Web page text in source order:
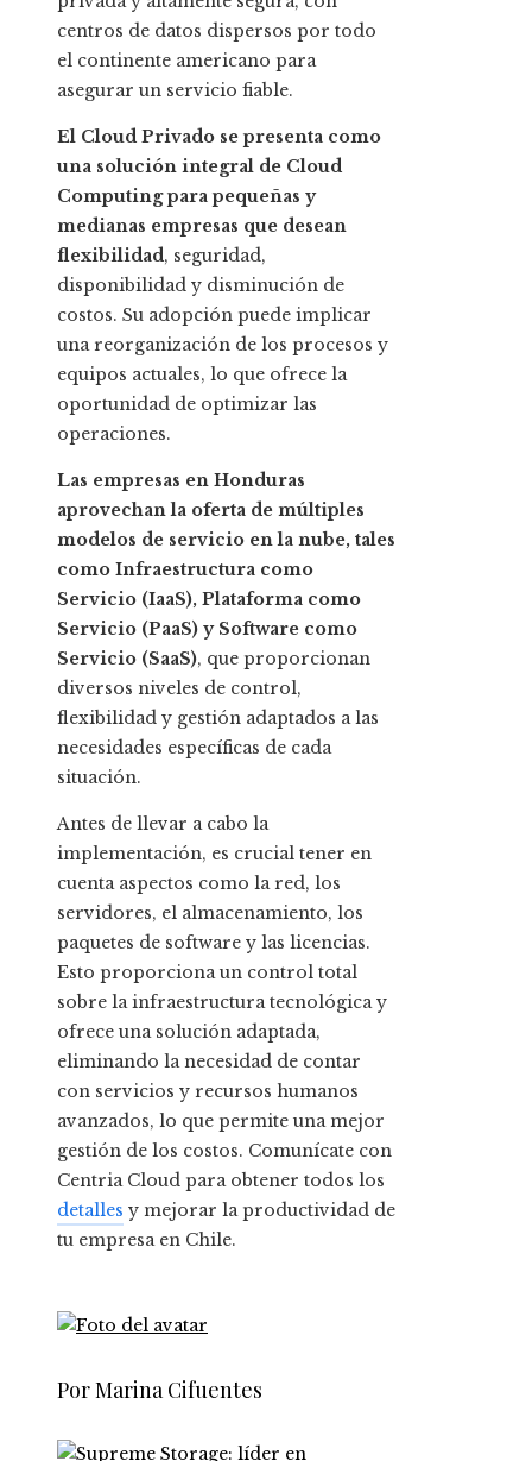
centros de datos dispersos por todo
el continente americano para
asegurar un servicio fiable.
El Cloud Privado se presenta como
una solución integral de Cloud
Computing para pequeñas y
medianas empresas que desean
flexibilidad, seguridad,
disponibilidad y disminución de
costos. Su adopción puede implicar
una reorganización de los procesos y
equipos actuales, lo que ofrece la
oportunidad de optimizar las
operaciones.
Las empresas en Honduras
aprovechan la oferta de múltiples
modelos de servicio en la nube, tales
como Infraestructura como
Servicio (IaaS), Plataforma como
Servicio (PaaS) y Software como
Servicio (SaaS), que proporcionan
diversos niveles de control,
flexibilidad y gestión adaptados a las
necesidades específicas de cada
situación.
Antes de llevar a cabo la
implementación, es crucial tener en
cuenta aspectos como la red, los
servidores, el almacenamiento, los
paquetes de software y las licencias.
Esto proporciona un control total
sobre la infraestructura tecnológica y
ofrece una solución adaptada,
eliminando la necesidad de contar
con servicios y recursos humanos
avanzados, lo que permite una mejor
gestión de los costos. Comunícate con
Centria Cloud para obtener todos los
detalles y mejorar la productividad de
tu empresa en Chile.
Por Marina Cifuentes